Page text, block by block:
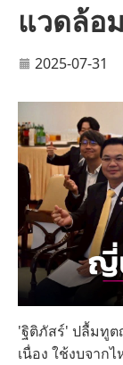
แวดล้อ
2025-07-31
'ฐิติภัสร์' ปลื้มทู
เนื่อง ใช้งบจาก